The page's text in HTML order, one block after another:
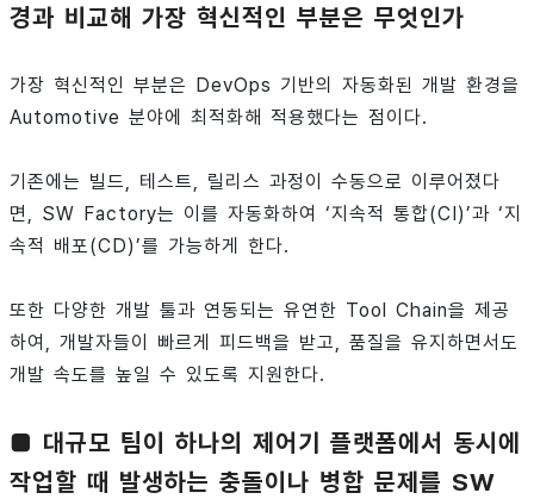
경과 비교해 가장 혁신적인 부분은 무엇인가
가장 혁신적인 부분은 DevOps 기반의 자동화된 개발 환경을
Automotive 분야에 최적화해 적용했다는 점이다.
기존에는 빌드, 테스트, 릴리스 과정이 수동으로 이루어졌다
면, SW Factory는 이를 자동화하여 ‘지속적 통합(CI)’과 ‘지
속적 배포(CD)’를 가능하게 한다.
또한 다양한 개발 툴과 연동되는 유연한 Tool Chain을 제공
하여, 개발자들이 빠르게 피드백을 받고, 품질을 유지하면서도
개발 속도를 높일 수 있도록 지원한다.
■ 대규모 팀이 하나의 제어기 플랫폼에서 동시에
작업할 때 발생하는 충돌이나 병합 문제를 SW